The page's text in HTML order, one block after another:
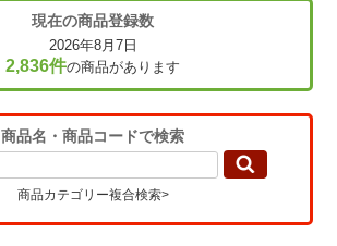
現在の商品登録数
2026年8月7日
2,836件の商品があります
商品名・商品コードで検索
商品カテゴリー複合検索>